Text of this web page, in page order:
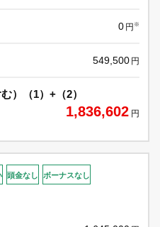
0 円 ※
549,500 円
）（1）+（2）
1,836,602 円
頭金なし ボーナスなし